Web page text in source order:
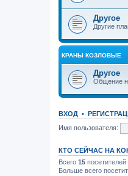
Другое
Другие
КРАНЫ КОЗЛОВЫЕ
Другое
Общение
ВХОД •
Имя пользователя:
КТО СЕЙЧАС НА
Всего 15
Больше всего